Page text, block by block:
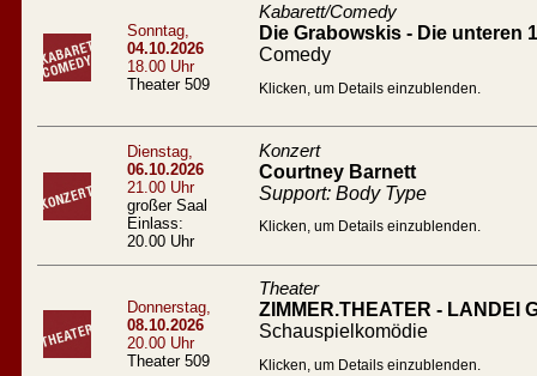
Sonntag,
04.10.2026
18.00 Uhr
Theater 509
Kabarett/Comedy
Die Grabowskis - Die unteren
Comedy
Klicken, um Details einzublenden.
Dienstag,
06.10.2026
21.00 Uhr
großer Saal
Einlass:
20.00 Uhr
Konzert
Courtney Barnett
Support: Body Type
Klicken, um Details einzublenden.
Donnerstag,
08.10.2026
20.00 Uhr
Theater 509
Theater
ZIMMER.THEATER - LANDEI
Schauspielkomödie
Klicken, um Details einzublenden.